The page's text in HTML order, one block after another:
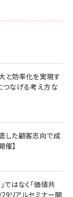
と効率化を実現す
つなげる考え方な
した顧客志向で成
】
ではなく「価値共
リアルセミナー開